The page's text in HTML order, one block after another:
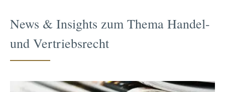
News & Insights zum Thema Handel-
und Vertriebs­recht